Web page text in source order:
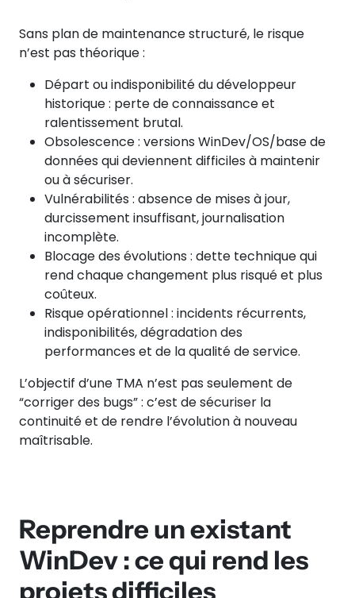
Sans plan de maintenance structuré, le risque
n’est pas théorique :
Départ ou indisponibilité du développeur
historique : perte de connaissance et
ralentissement brutal.
Obsolescence : versions WinDev/OS/base de
données qui deviennent difficiles à maintenir
ou à sécuriser.
Vulnérabilités : absence de mises à jour,
durcissement insuffisant, journalisation
incomplète.
Blocage des évolutions : dette technique qui
rend chaque changement plus risqué et plus
coûteux.
Risque opérationnel : incidents récurrents,
indisponibilités, dégradation des
performances et de la qualité de service.
L’objectif d’une TMA n’est pas seulement de
“corriger des bugs” : c’est de sécuriser la
continuité et de rendre l’évolution à nouveau
maîtrisable.
Reprendre un existant
WinDev : ce qui rend les
projets difficiles